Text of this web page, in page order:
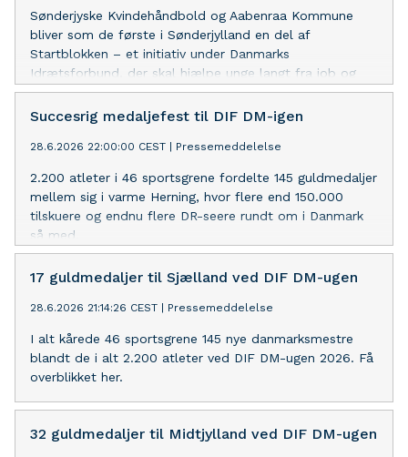
Sønderjyske Kvindehåndbold og Aabenraa Kommune
bliver som de første i Sønderjylland en del af
Startblokken – et initiativ under Danmarks
Idrætsforbund, der skal hjælpe unge langt fra job og
uddannelse godt videre i livet.
Succesrig medaljefest til DIF DM-igen
28.6.2026 22:00:00 CEST Pressemeddelelse
2.200 atleter i 46 sportsgrene fordelte 145 guldmedaljer
mellem sig i varme Herning, hvor flere end 150.000
tilskuere og endnu flere DR-seere rundt om i Danmark
så med.
17 guldmedaljer til Sjælland ved DIF DM-ugen
28.6.2026 21:14:26 CEST Pressemeddelelse
I alt kårede 46 sportsgrene 145 nye danmarksmestre
blandt de i alt 2.200 atleter ved DIF DM-ugen 2026. Få
overblikket her.
32 guldmedaljer til Midtjylland ved DIF DM-ugen